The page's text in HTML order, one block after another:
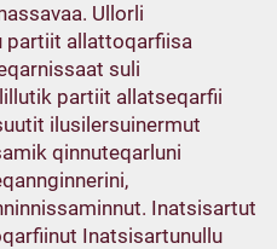
Ullorli
partiit allattoqarfiisa
suli
partiit allatseqarfii
ilusilersuinermut
qinnuteqarluni
Inatsisartut
Inatsisartunullu